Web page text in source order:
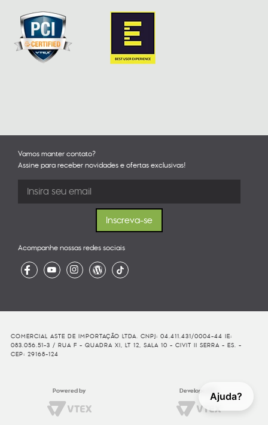
Ajuda?
Vamos manter contato?
Assine para receber novidades e ofertas exclusivas!
Acompanhe nossas redes sociais
COMERCIAL ASTE DE IMPORTAÇÃO LTDA. CNPJ: 04.411.431/0004-44 IE:
083.056.51-3 / RUA F - QUADRA XI, LT 12, SALA 10 - CIVIT II SERRA - ES. -
CEP: 29168-124
Powered by Developed By